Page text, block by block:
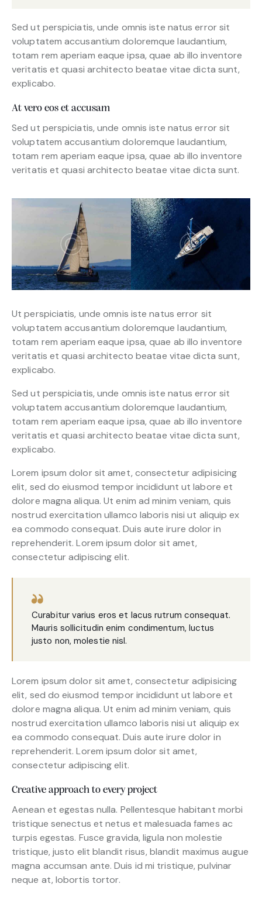
Sed ut perspiciatis, unde omnis iste natus error sit
voluptatem accusantium doloremque laudantium,
totam rem aperiam eaque ipsa, quae ab illo inventore
veritatis et quasi architecto beatae vitae dicta sunt,
explicabo.
At vero eos et accusam
Sed ut perspiciatis, unde omnis iste natus error sit
voluptatem accusantium doloremque laudantium,
totam rem aperiam eaque ipsa, quae ab illo inventore
veritatis et quasi architecto beatae vitae dicta sunt.
Ut perspiciatis, unde omnis iste natus error sit
voluptatem accusantium doloremque laudantium,
totam rem aperiam eaque ipsa, quae ab illo inventore
veritatis et quasi architecto beatae vitae dicta sunt,
explicabo.
Sed ut perspiciatis, unde omnis iste natus error sit
voluptatem accusantium doloremque laudantium,
totam rem aperiam eaque ipsa, quae ab illo inventore
veritatis et quasi architecto beatae vitae dicta sunt,
explicabo.
Lorem ipsum dolor sit amet, consectetur adipisicing
elit, sed do eiusmod tempor incididunt ut labore et
dolore magna aliqua. Ut enim ad minim veniam, quis
nostrud exercitation ullamco laboris nisi ut aliquip ex
ea commodo consequat. Duis aute irure dolor in
reprehenderit. Lorem ipsum dolor sit amet,
consectetur adipiscing elit.
Curabitur varius eros et lacus rutrum consequat.
Mauris sollicitudin enim condimentum, luctus
justo non, molestie nisl.
Lorem ipsum dolor sit amet, consectetur adipisicing
elit, sed do eiusmod tempor incididunt ut labore et
dolore magna aliqua. Ut enim ad minim veniam, quis
nostrud exercitation ullamco laboris nisi ut aliquip ex
ea commodo consequat. Duis aute irure dolor in
reprehenderit. Lorem ipsum dolor sit amet,
consectetur adipiscing elit.
Creative approach to every project
Aenean et egestas nulla. Pellentesque habitant morbi
tristique senectus et netus et malesuada fames ac
turpis egestas. Fusce gravida, ligula non molestie
tristique, justo elit blandit risus, blandit maximus augue
magna accumsan ante. Duis id mi tristique, pulvinar
neque at, lobortis tortor.